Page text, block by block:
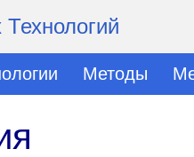
Методы